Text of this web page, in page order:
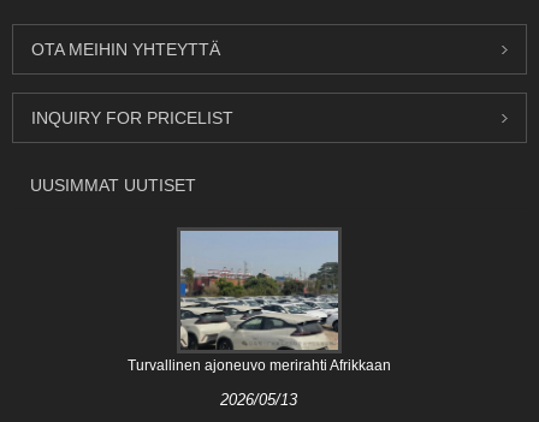
OTA MEIHIN YHTEYTTÄ
INQUIRY FOR PRICELIST
UUSIMMAT UUTISET
Turvallinen ajoneuvo merirahti Afrikkaan
2026/05/13